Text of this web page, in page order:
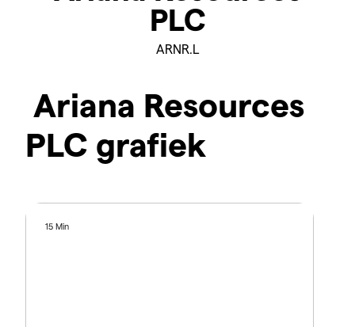
PLC
ARNR.L
Ariana Resources
PLC grafiek
15 Min